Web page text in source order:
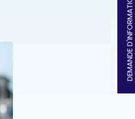
DEMANDE D'INFORMATIONS